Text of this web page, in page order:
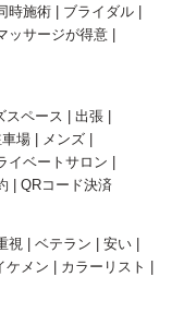
時施術
ブライダル
ッサージが得意
スペース
出張
場
メンズ
イベートサロン
QRコード決済
視 ベテラン
安い
ケメン
カラーリスト